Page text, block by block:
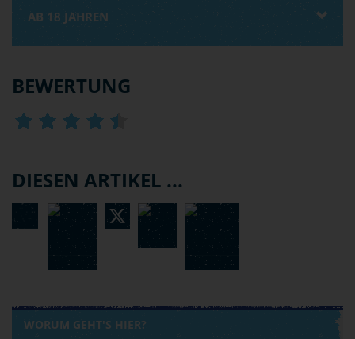
AB 18 JAHREN
BEWERTUNG
DIESEN ARTIKEL ...
WORUM GEHT'S HIER?